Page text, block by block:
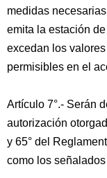
medidas
emita la estación
excedan los
permisibles en el
Artículo 7°.- Serán
autorización
y 65° del
como los